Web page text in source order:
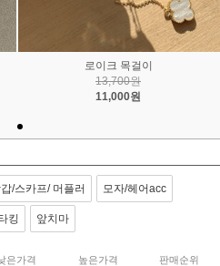
로이크 목걸이
13,700원
11,000원
/스카프/ 머플러 모자/헤어acc
킹 앞치마
은가격 높은가격 판매순위